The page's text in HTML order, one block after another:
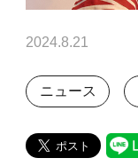
2024.8.21
ニュース